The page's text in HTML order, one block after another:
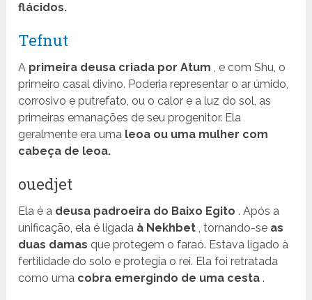
flácidos.
Tefnut
A primeira deusa criada por Atum , e com Shu, o
primeiro casal divino. Poderia representar o ar úmido,
corrosivo e putrefato, ou o calor e a luz do sol, as
primeiras emanações de seu progenitor. Ela
geralmente era uma leoa ou uma mulher com
cabeça de leoa.
ouedjet
Ela é a deusa padroeira do Baixo Egito . Após a
unificação, ela é ligada à Nekhbet , tornando-se as
duas damas que protegem o faraó. Estava ligado à
fertilidade do solo e protegia o rei. Ela foi retratada
como uma cobra emergindo de uma cesta .